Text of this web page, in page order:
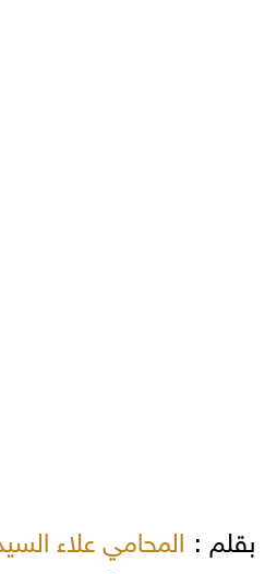
بقلم : المحامي علاء السيد